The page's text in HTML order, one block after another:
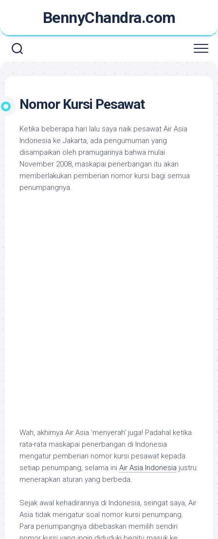
content
BennyChandra.com
Nomor Kursi Pesawat
Ketika beberapa hari lalu saya naik pesawat Air Asia
Indonesia ke Jakarta, ada pengumuman yang
disampaikan oleh pramugarinya bahwa mulai
November 2008, maskapai penerbangan itu akan
memberlakukan pemberian nomor kursi bagi semua
penumpangnya.
Wah, akhirnya Air Asia ‘menyerah’ juga! Padahal ketika
rata-rata maskapai penerbangan di Indonesia
mengatur pemberian nomor kursi pesawat kepada
setiap penumpang, selama ini Air Asia Indonesia justru
menerapkan aturan yang berbeda.
Sejak awal kehadirannya di Indonesia, seingat saya, Air
Asia tidak mengatur soal nomor kursi penumpang.
Para penumpangnya dibebaskan memilih sendiri